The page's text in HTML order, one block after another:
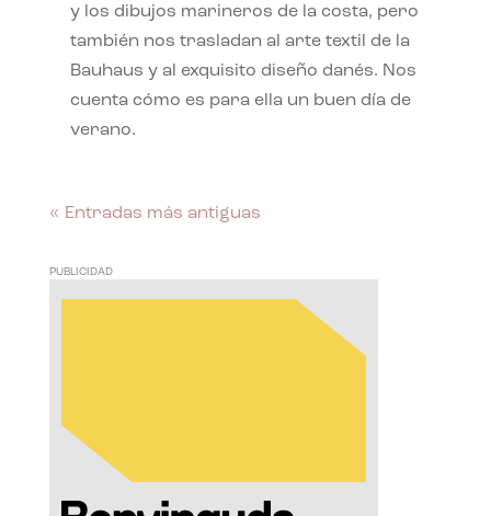
y los dibujos marineros de la costa, pero
también nos trasladan al arte textil de la
Bauhaus y al exquisito diseño danés. Nos
cuenta cómo es para ella un buen día de
verano.
« Entradas más antiguas
PUBLICIDAD